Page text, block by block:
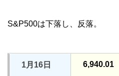
S&P500は下落し、反落。
1月16日 6,940.01